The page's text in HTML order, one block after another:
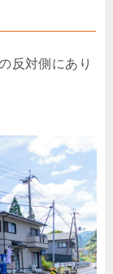
反対側にあり